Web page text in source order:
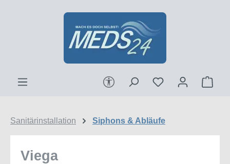
Zum Hauptinhalt springen
Werkzeugleiste anzeigen
Sanitärinstallation Siphons & Abläufe
Viega